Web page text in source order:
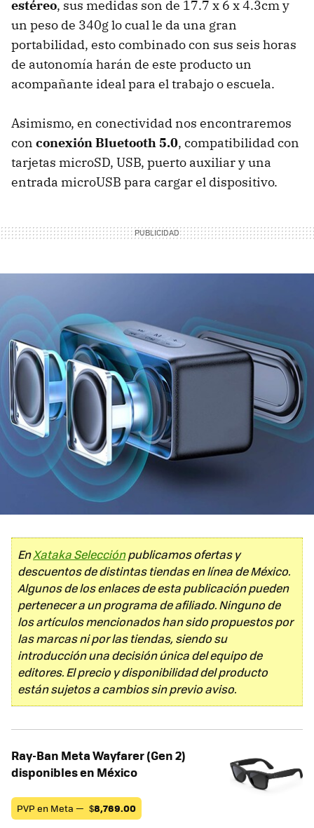
estéreo, sus medidas son de 17.7 x 6 x 4.3cm y
un peso de 340g lo cual le da una gran
portabilidad, esto combinado con sus seis horas
de autonomía harán de este producto un
acompañante ideal para el trabajo o escuela.
Asimismo, en conectividad nos encontraremos
con conexión Bluetooth 5.0, compatibilidad con
tarjetas microSD, USB, puerto auxiliar y una
entrada microUSB para cargar el dispositivo.
EnXataka Selecciónpublicamos ofertas y
descuentos de distintas tiendas en línea de México.
Algunos de los enlaces de esta publicación pueden
pertenecer a un programa de afiliado. Ninguno de
los artículos mencionados han sido propuestos por
las marcas ni por las tiendas, siendo su
introducción una decisión única del equipo de
editores. El precio y disponibilidad del producto
están sujetos a cambios sin previo aviso.
Ray-Ban Meta Wayfarer (Gen 2)
disponibles en México
PVP en Meta — $8,769.00